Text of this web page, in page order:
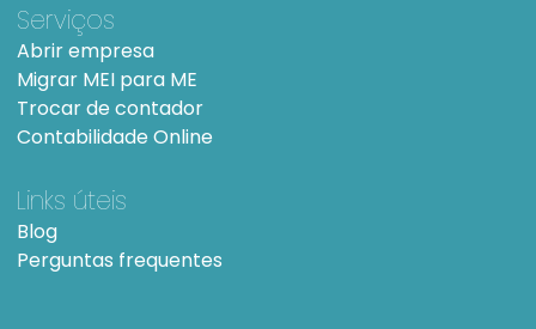
Serviços
Abrir empresa
Migrar MEI para ME
Trocar de contador
Contabilidade Online
Links úteis
Blog
Perguntas frequentes